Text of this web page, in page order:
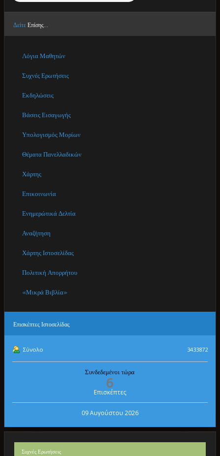
Δείτε Επίσης...
Λόγια Μαθητών
Συχνές Ερωτήσεις
Εκδηλώσεις
Βάσεις Εισαγωγής
Υπολογισμός Μορίων
Θέματα Πανελλαδικών
Χάρτης
Επικοινωνία
Ενημερώτικά Δελτία
Αναζήτηση
Χάρτης Ιστοσελίδας
Πολιτική Απορρήτου
«Μικρά Βιβλία»
Επισκέπτες Ιστοσελίδας
Σύνολο 3433872
Συνδεδεμένοι τώρα
6
Επισκέπτες
09 Αυγούστου 2026
Συχνές Ερωτήσεις